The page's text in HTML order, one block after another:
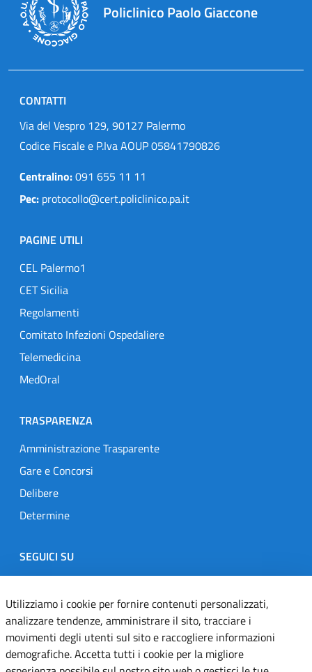
Policlinico Paolo Giaccone
CONTATTI
Via del Vespro 129, 90127 Palermo
Codice Fiscale e P.Iva AOUP 05841790826
Centralino:091 655 11 11
Pec: protocollo@cert.policlinico.pa.it
PAGINE UTILI
CEL Palermo1
CET Sicilia
Regolamenti
Comitato Infezioni Ospedaliere
Telemedicina
MedOral
TRASPARENZA
Amministrazione Trasparente
Gare e Concorsi
Delibere
Determine
SEGUICI SU
Designers Italia
TwitterInstagramYoutubeLinkedin
Dichiarazione di accessibilità
Utilizziamo i cookie per fornire contenuti personalizzati,
analizzare tendenze, amministrare il sito, tracciare i
movimenti degli utenti sul sito e raccogliere informazioni
demografiche. Accetta tutti i cookie per la migliore